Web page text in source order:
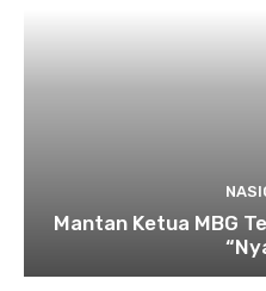
Mantan Ketua MBG